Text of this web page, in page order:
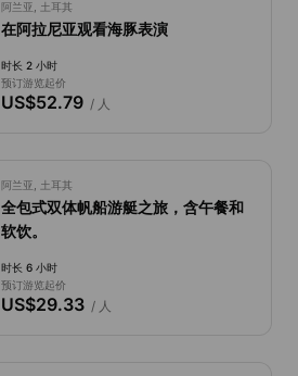
阿兰亚, 土耳其
在阿拉尼亚观看海豚表演
时长 2 小时
预订游览起价
US$52.79/ 人
阿兰亚, 土耳其
全包式双体帆船游艇之旅，含午餐和
软饮。
时长 6 小时
预订游览起价
US$29.33/ 人